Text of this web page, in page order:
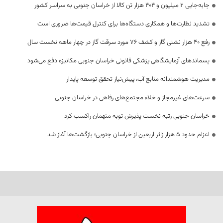
جابه‌جایی 2 میلیون و 404 هزار تن کالا از خراسان جنوبی به سراسر کشور
تشدید نظارت‌ها و همکاری دستگاه‌ها برای کنترل قیمت‌ها ضروری است
رفع 40 هزار نشتی گاز و کشف 76 مورد سرقت گاز در چهار ماهه نخست سال
پسماندهای آزمایشگاهی پزشکی قانونی خراسان جنوبی مکانیزه دفع می‌شود
مدیریت هوشمندانه منابع آب، پیش‌نیاز تحقق توسعه پایدار
سرعت‌های غیرمجاز و خلاء مجتمع‌های رفاهی در خراسان جنوبی
خراسان جنوبی رتبه نخست پذیرش توبه متهمان راکسب کرد
اعزام حدود 5 هزار زائر اربعین از خراسان جنوبی؛ بازگشت‌ها آغاز شد